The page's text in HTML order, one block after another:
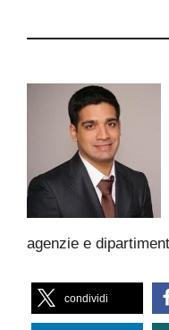
agenzie e
condividi